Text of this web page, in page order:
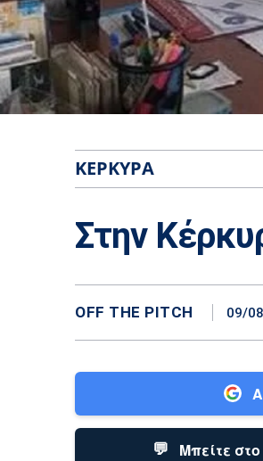
ΚΈΡΚΥΡΑ
Στην
OFF THE PITCH 09/
💬 Μπείτε